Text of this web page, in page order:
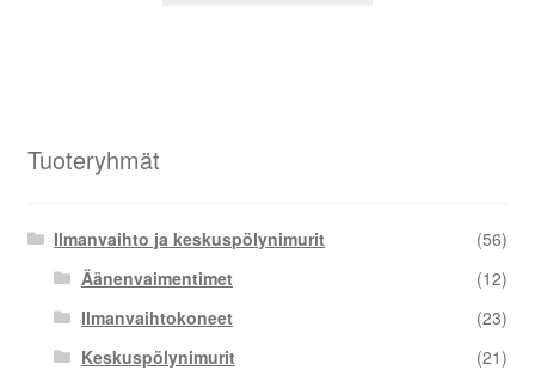
Tuoteryhmät
Ilmanvaihto ja keskuspölynimurit
(56)
Äänenvaimentimet
(12)
Ilmanvaihtokoneet
(23)
Keskuspölynimurit
(21)